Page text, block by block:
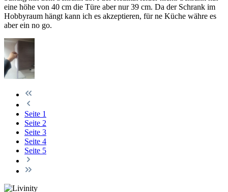
eine höhe von 40 cm die Türe aber nur 39 cm. Da der Schrank im
Hobbyraum hängt kann ich es akzeptieren, für ne Küche währe es
aber ein no go.
Seite 1
Seite 2
Seite 3
Seite 4
Seite 5